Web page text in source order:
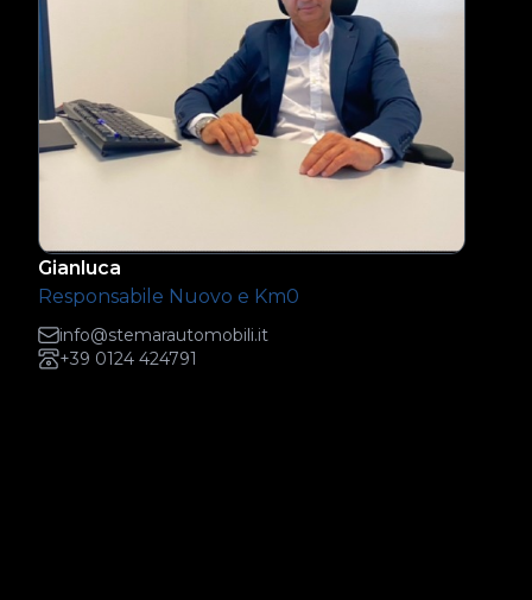
Gianluca
Responsabile Nuovo e Km0
info@stemarautomobili.it
+39 0124 424791